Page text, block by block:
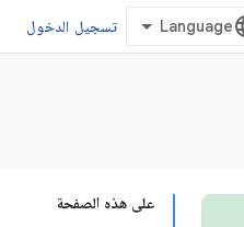
تسجيل الدخول
على هذه الصفحة